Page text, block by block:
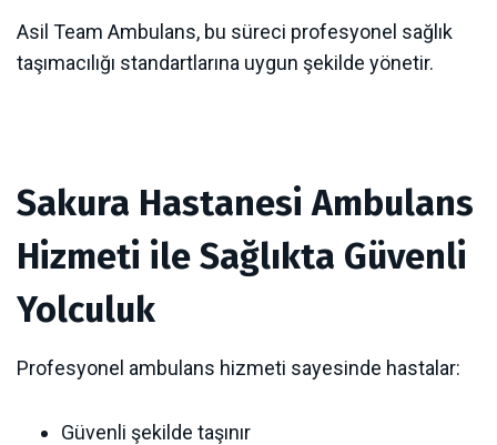
Asil Team Ambulans, bu süreci profesyonel sağlık
taşımacılığı standartlarına uygun şekilde yönetir.
Sakura Hastanesi Ambulans
Hizmeti ile Sağlıkta Güvenli
Yolculuk
Profesyonel ambulans hizmeti sayesinde hastalar:
Güvenli şekilde taşınır